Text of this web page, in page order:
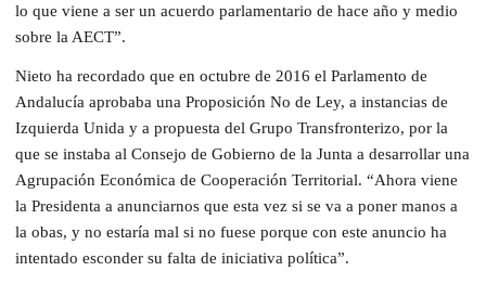
lo que viene a ser un acuerdo parlamentario de hace año y medio
sobre la AECT”.
Nieto ha recordado que en octubre de 2016 el Parlamento de
Andalucía aprobaba una Proposición No de Ley, a instancias de
Izquierda Unida y a propuesta del Grupo Transfronterizo, por la
que se instaba al Consejo de Gobierno de la Junta a desarrollar una
Agrupación Económica de Cooperación Territorial. “Ahora viene
la Presidenta a anunciarnos que esta vez si se va a poner manos a
la obas, y no estaría mal si no fuese porque con este anuncio ha
intentado esconder su falta de iniciativa política”.